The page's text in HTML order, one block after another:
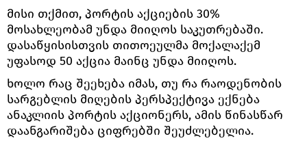
მისი თქმით, პორტის აქციების 30%
მოსახლეობამ უნდა მიიღოს საკუთრებაში.
დასაწყისისთვის თითოეულმა მოქალაქემ
უფასოდ 50 აქცია მაინც უნდა მიიღოს.
ხოლო რაც შეეხება იმას, თუ რა რაოდენობის
სარგებლის მიღების პერსპექტივა ექნება
ანაკლიის პორტის აქციონერს, ამის წინასწარ
დაანგარიშება ციფრებში შეუძლებელია.